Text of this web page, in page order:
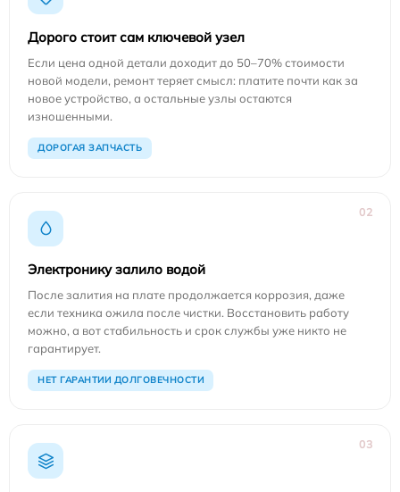
Дорого стоит сам ключевой узел
Если цена одной детали доходит до 50–70% стоимости
новой модели, ремонт теряет смысл: платите почти как за
новое устройство, а остальные узлы остаются
изношенными.
ДОРОГАЯ ЗАПЧАСТЬ
02
Электронику залило водой
После залития на плате продолжается коррозия, даже
если техника ожила после чистки. Восстановить работу
можно, а вот стабильность и срок службы уже никто не
гарантирует.
НЕТ ГАРАНТИИ ДОЛГОВЕЧНОСТИ
03